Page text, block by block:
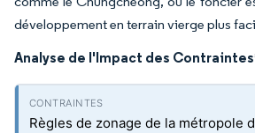
développement en terrain vierge plus
Analyse de l'Impact des Contraintes
Règles de zonage de la métropole